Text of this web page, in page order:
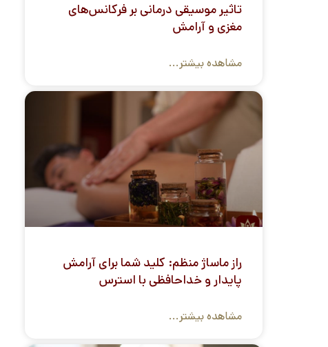
تاثیر موسیقی درمانی بر فرکانس‌های
مغزی و آرامش
مشاهده بیشتر...
راز ماساژ منظم: کلید شما برای آرامش
پایدار و خداحافظی با استرس
مشاهده بیشتر...